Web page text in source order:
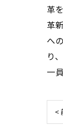
革
革
へ
り
一
<